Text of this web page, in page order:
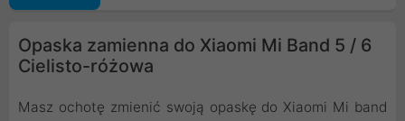
Opaska zamienna do Xiaomi Mi Band 5 / 6
Cielisto-różowa
Masz ochotę zmienić swoją opaskę do Xiaomi Mi band